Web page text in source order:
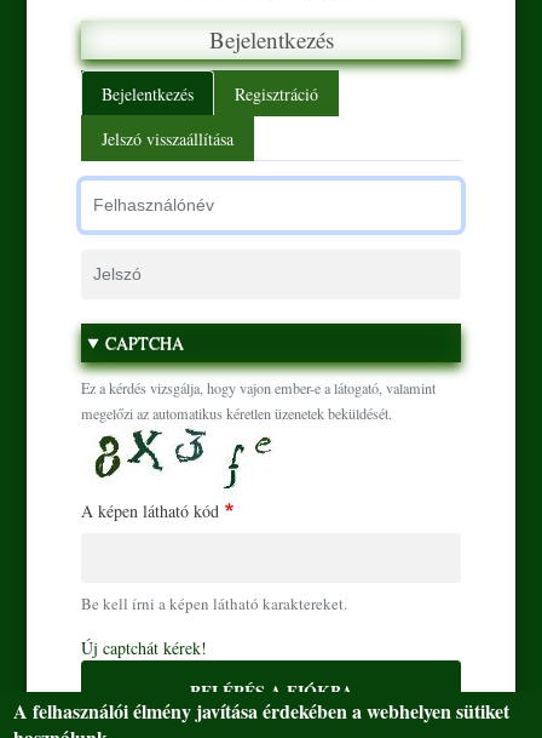
Bejelentkezés
Primary tabs
Bejelentkezés
Regisztráció
Jelszó visszaállítása
CAPTCHA
Ez a kérdés vizsgálja, hogy vajon ember-e a látogató, valamint
megelőzi az automatikus kéretlen üzenetek beküldését.
A képen látható kód
Be kell írni a képen látható karaktereket.
Új captchát kérek!
BELÉPÉS A FIÓKBA
A felhasználói élmény javítása érdekében a webhelyen sütiket